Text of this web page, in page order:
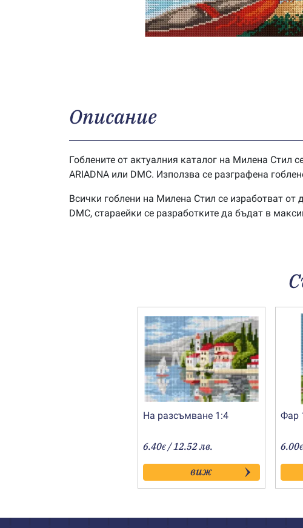
Описание
Гоблените от актуалния каталог на Милена Стил
ARIADNA или DMC. Използва се разграфена
Всички гоблени на Милена Стил се изработват от
DMC, стараейки се разработките да бъдат в
На разсъмване 1:4
6.40€ / 12.52 лв.
виж
Фар
6.00€